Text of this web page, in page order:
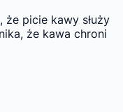
picie kawy służy
że kawa chroni